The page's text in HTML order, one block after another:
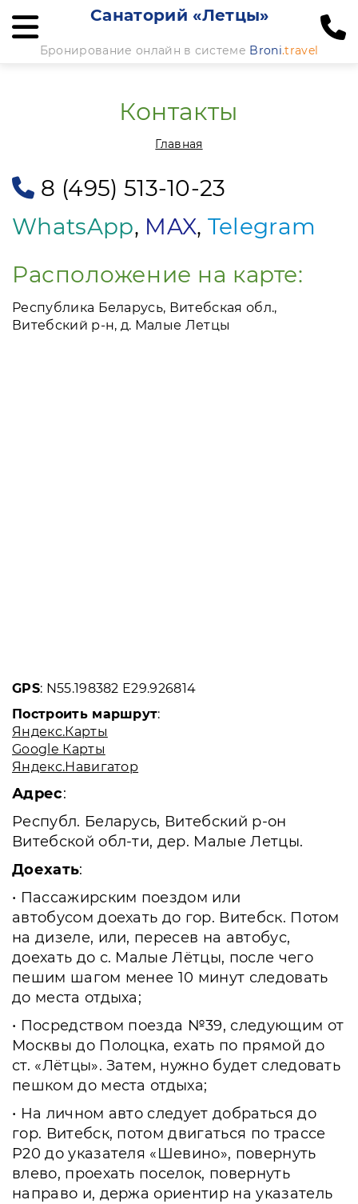
Санаторий «Летцы»
Бронирование онлайн в системе Broni.travel
Контакты
Главная
8 (495) 513-10-23
WhatsApp, MAX, Telegram
Расположение на карте:
Республика Беларусь, Витебская обл.,
Витебский р-н, д. Малые Летцы
GPS: N55.198382 E29.926814
Построить маршрут:
Яндекс.Карты
Google Карты
Яндекс.Навигатор
Адрес:
Республ. Беларусь, Витебский р-он
Витебской обл-ти, дер. Малые Летцы.
Доехать:
• Пассажирским поездом или
автобусом доехать до гор. Витебск. Потом
на дизеле, или, пересев на автобус,
доехать до с. Малые Лётцы, после чего
пешим шагом менее 10 минут следовать
до места отдыха;
• Посредством поезда №39, следующим от
Москвы до Полоцка, ехать по прямой до
ст. «Лётцы». Затем, нужно будет следовать
пешком до места отдыха;
• На личном авто следует добраться до
гор. Витебск, потом двигаться по трассе
P20 до указателя «Шевино», повернуть
влево, проехать поселок, повернуть
направо и, держа ориентир на указатель